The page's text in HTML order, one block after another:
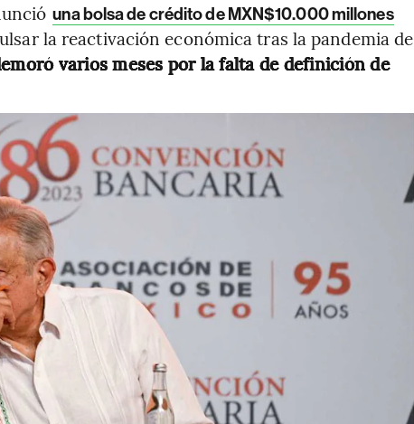
una bolsa de crédito de MXN$10.000 millones
la reactivación económica tras la pandemia de
varios meses por la falta de definición de